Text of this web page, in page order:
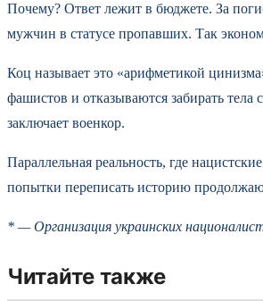
Почему? Ответ лежит в бюджете. За
мужчин в статусе пропавших. Так
Коц называет это «арифметикой
фашистов и отказываются забирать
заключает военкор.
Параллельная реальность, где
попытки переписать историю
* — Организация украинских
Читайте также